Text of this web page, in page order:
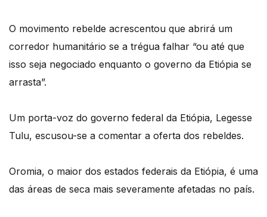
O movimento rebelde acrescentou que abrirá um
corredor humanitário se a trégua falhar “ou até que
isso seja negociado enquanto o governo da Etiópia se
arrasta”.
Um porta-voz do governo federal da Etiópia, Legesse
Tulu, escusou-se a comentar a oferta dos rebeldes.
Oromia, o maior dos estados federais da Etiópia, é uma
das áreas de seca mais severamente afetadas no país.